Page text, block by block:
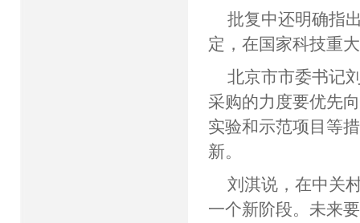
批复中还明确指
定，在国家科技重
北京市市委书记
采购的力度要优先
实验和示范项目等
新。
刘淇说，在中关
一个新阶段。未来